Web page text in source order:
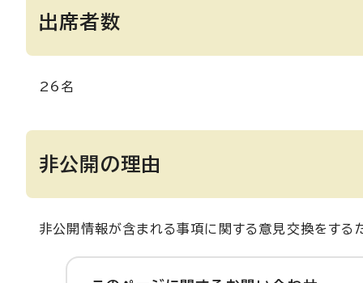
出席者数
26名
非公開の理由
非公開情報が含まれる事項に関する意見交換をする